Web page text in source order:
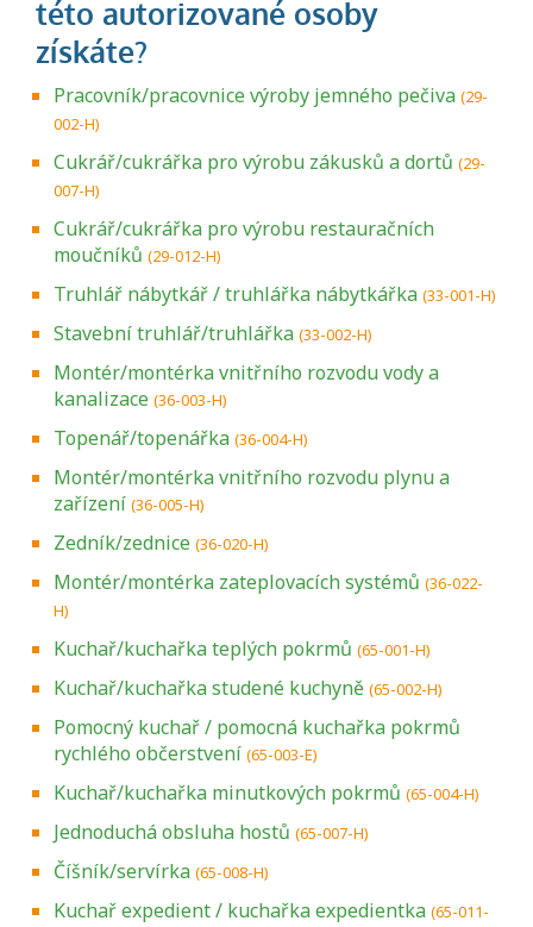
Pracovník/pracovnice výroby jemného pečiva (29-
002-H)
Cukrář/cukrářka pro výrobu zákusků a dortů (29-
007-H)
Cukrář/cukrářka pro výrobu restauračních
moučníků (29-012-H)
Truhlář nábytkář / truhlářka nábytkářka (33-001-H)
Stavební truhlář/truhlářka (33-002-H)
Montér/montérka vnitřního rozvodu vody a
kanalizace (36-003-H)
Topenář/topenářka (36-004-H)
Montér/montérka vnitřního rozvodu plynu a
zařízení (36-005-H)
Zedník/zednice (36-020-H)
Montér/montérka zateplovacích systémů (36-022-
H)
Kuchař/kuchařka teplých pokrmů (65-001-H)
Kuchař/kuchařka studené kuchyně (65-002-H)
Pomocný kuchař / pomocná kuchařka pokrmů
rychlého občerstvení (65-003-E)
Kuchař/kuchařka minutkových pokrmů (65-004-H)
Jednoduchá obsluha hostů (65-007-H)
Číšník/servírka (65-008-H)
Kuchař expedient / kuchařka expedientka (65-011-